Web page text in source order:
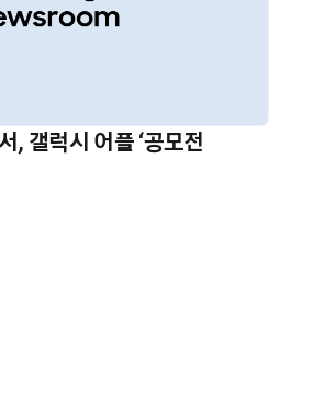
, 갤럭시 어플 ‘공모전